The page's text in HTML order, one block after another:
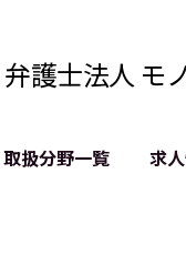
弁護士法人 モ
取扱分野一覧 求